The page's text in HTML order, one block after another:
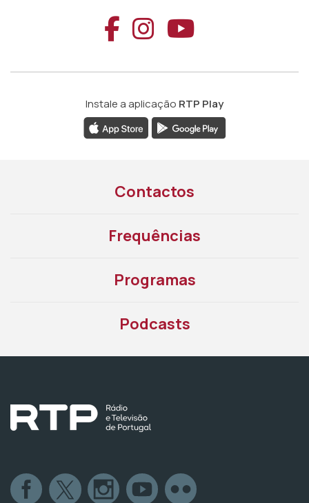
Aceder ao
Aceder ao
Aceder
Instale a aplicação RTP Play
Contactos
Frequências
Programas
Podcasts